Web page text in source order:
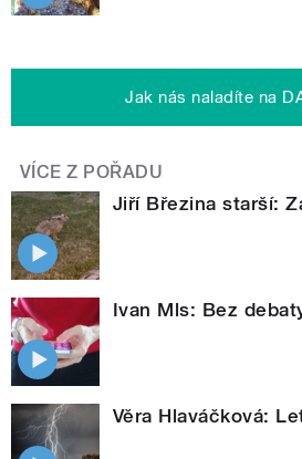
Jak nás naladíte na
VÍCE Z POŘADU
Jiří Březina starší:
Ivan Mls: Bez
Věra Hlaváčková: